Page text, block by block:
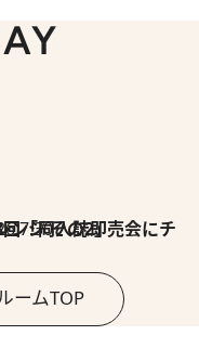
人誌即売会にチャレンジ その2」
ームTOP